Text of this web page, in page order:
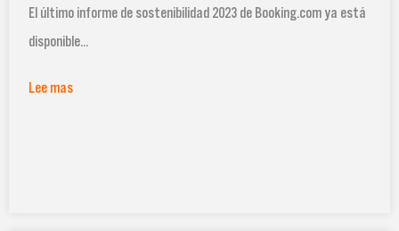
El último informe de sostenibilidad 2023 de Booking.com ya está
disponible...
Lee mas